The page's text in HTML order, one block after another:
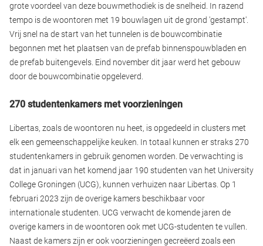
grote voordeel van deze bouwmethodiek is de snelheid. In razend
tempo is de woontoren met 19 bouwlagen uit de grond 'gestampt'.
Vrij snel na de start van het tunnelen is de bouwcombinatie
begonnen met het plaatsen van de prefab binnenspouwbladen en
de prefab buitengevels. Eind november dit jaar werd het gebouw
door de bouwcombinatie opgeleverd.
270 studentenkamers met voorzieningen
Libertas, zoals de woontoren nu heet, is opgedeeld in clusters met
elk een gemeenschappelijke keuken. In totaal kunnen er straks 270
studentenkamers in gebruik genomen worden. De verwachting is
dat in januari van het komend jaar 190 studenten van het University
College Groningen (UCG), kunnen verhuizen naar Libertas. Op 1
februari 2023 zijn de overige kamers beschikbaar voor
internationale studenten. UCG verwacht de komende jaren de
overige kamers in de woontoren ook met UCG-studenten te vullen.
Naast de kamers zijn er ook voorzieningen gecreëerd zoals een